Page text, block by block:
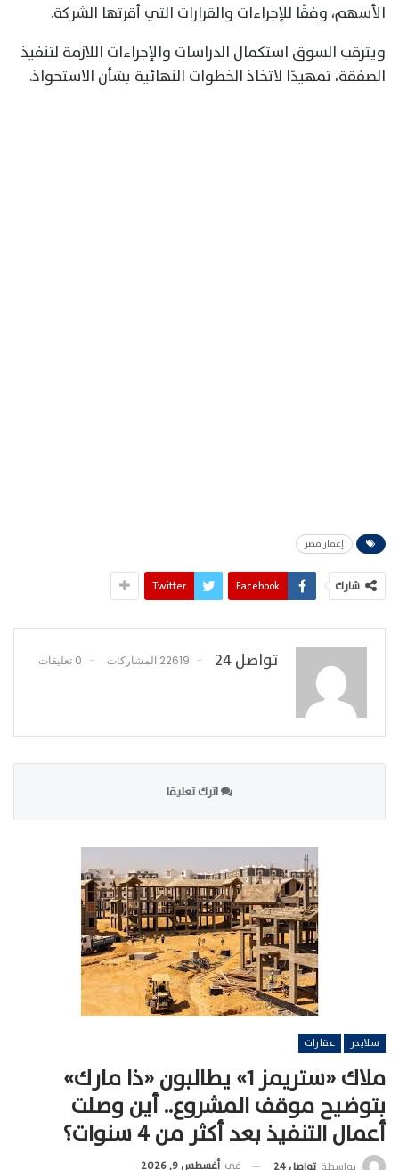
الأسهم، وفقًا للإجراءات والقرارات التي أقرتها الشركة.
ويترقب السوق استكمال الدراسات والإجراءات اللازمة لتنفيذ
الصفقة، تمهيدًا لاتخاذ الخطوات النهائية بشأن الاستحواذ.
إعمار مصر
شارك Facebook
Twitter
تواصل 24 22619 المشاركات 0 تعليقات
اترك تعليقا
سلايدر عقارات
ملاك «ستريمز 1» يطالبون «ذا مارك»
بتوضيح موقف المشروع.. أين وصلت
أعمال التنفيذ بعد أكثر من 4 سنوات؟
في أغسطس 9, 2026